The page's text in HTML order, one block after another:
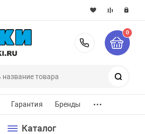
8-800-
0
Гарантия Бренды ...
Каталог